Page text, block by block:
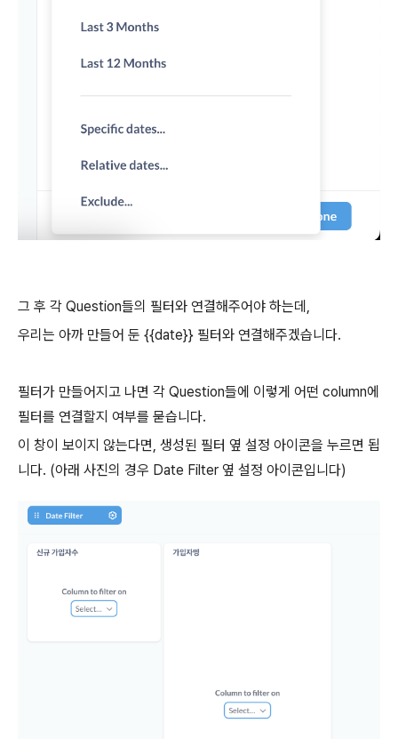
그 후 각 Question들의 필터와 연결해주어야 하는데,
우리는 아까 만들어 둔 {{date}} 필터와 연결해주겠습니다.
필터가 만들어지고 나면 각 Question들에 이렇게 어떤 column에
필터를 연결할지 여부를 묻습니다.
이 창이 보이지 않는다면, 생성된 필터 옆 설정 아이콘을 누르면 됩
니다. (아래 사진의 경우 Date Filter 옆 설정 아이콘입니다)